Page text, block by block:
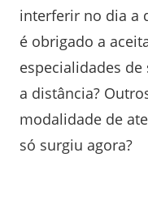
interferir no dia a
é obrigado a
especialidades
a distância?
modalidade de
só surgiu agora?